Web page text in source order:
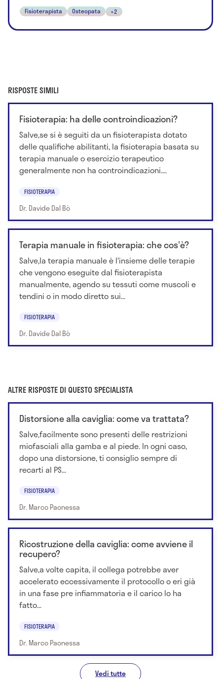
Fisioterapista Osteopata +2
RISPOSTE SIMILI
Fisioterapia: ha delle controindicazioni?
Salve,se si è seguiti da un fisioterapista dotato
delle qualifiche abilitanti, la fisioterapia basata su
terapia manuale o esercizio terapeutico
generalmente non ha controindicazioni....
FISIOTERAPIA
Dr. Davide Dal Bò
Terapia manuale in fisioterapia: che cos'è?
Salve,la terapia manuale è l'insieme delle terapie
che vengono eseguite dal fisioterapista
manualmente, agendo su tessuti come muscoli e
tendini o in modo diretto sui...
FISIOTERAPIA
Dr. Davide Dal Bò
ALTRE RISPOSTE DI QUESTO SPECIALISTA
Distorsione alla caviglia: come va trattata?
Salve,facilmente sono presenti delle restrizioni
miofasciali alla gamba e al piede. In ogni caso,
dopo una distorsione, ti consiglio sempre di
recarti al PS...
FISIOTERAPIA
Dr. Marco Paonessa
Ricostruzione della caviglia: come avviene il
recupero?
Salve,a volte capita, il collega potrebbe aver
accelerato eccessivamente il protocollo o eri già
in una fase pre infiammatoria e il carico lo ha
fatto...
FISIOTERAPIA
Dr. Marco Paonessa
Vedi tutte